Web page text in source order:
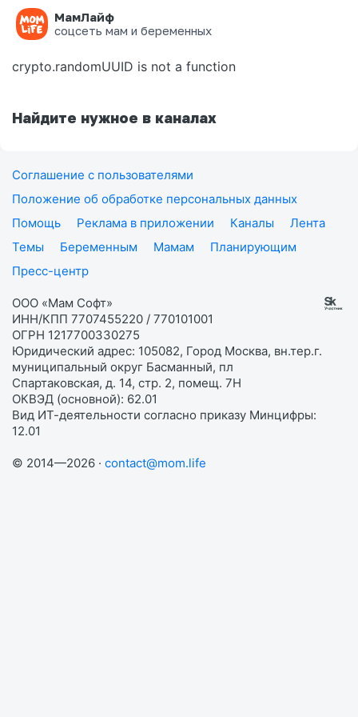
МамЛайф
соцсеть мам и беременных
Ошибка на странице
crypto.randomUUID is not a function
Найдите нужное в каналах
Соглашение с пользователями
Положение об обработке персональных данных
Помощь
Реклама в приложении Каналы
Лента
Темы
Беременным Мамам
Планирующим
Пресс-центр
ООО «Мам Софт»
ИНН/КПП 7707455220 / 770101001
ОГРН 1217700330275
Юридический адрес: 105082, Город Москва, вн.тер.г.
муниципальный округ Басманный, пл
Спартаковская, д. 14, стр. 2, помещ. 7Н
ОКВЭД (основной): 62.01
Вид ИТ-деятельности согласно приказу Минцифры:
12.01
© 2014—2026 · contact@mom.life